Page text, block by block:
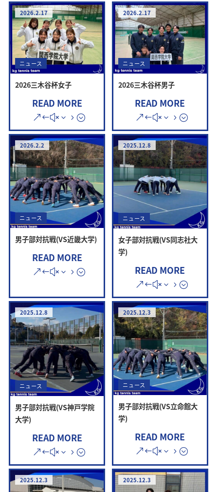
2026.2.17
ニュース
2026三木谷杯女子
READ MORE
2026.2.17
ニュース
2026三木谷杯男子
READ MORE
2026.2.2
ニュース
男子部対抗戦(VS近畿大学)
READ MORE
2025.12.8
ニュース
女子部対抗戦(VS同志社大
学)
READ MORE
2025.12.8
ニュース
男子部対抗戦(VS神戸学院
大学)
READ MORE
2025.12.3
ニュース
男子部対抗戦(VS立命館大
学)
READ MORE
2025.12.3 2025.12.3